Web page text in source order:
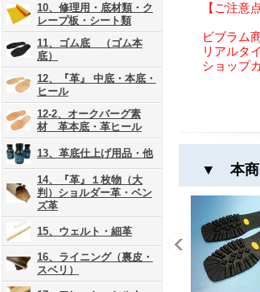
10、修理用・底材類・ク
レープ板・シート類
11、ゴム底 （ゴム本
底）
12、『革』 中底・本底・
ヒール
12-2、オークバーグ素
材 革本底・革ヒール
13、革底仕上げ用品・他
14、『革』１枚物（大
判）ショルダー革・ベン
ズ革
15、ウェルト・細革
16、ライニング（裏皮・
スベリ）
【ご注意
ビブラム
リアルタ
ショップ
▼ 本商品